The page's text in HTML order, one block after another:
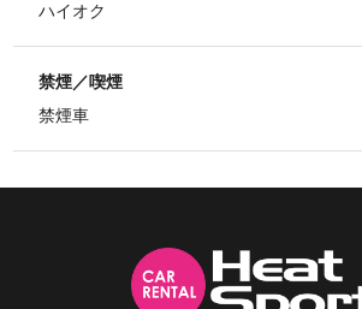
ハイオク
禁煙／喫煙
禁煙車